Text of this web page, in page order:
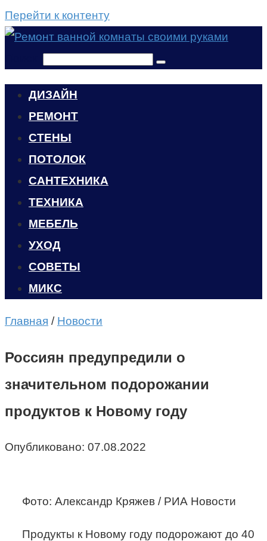
Перейти к контенту
ДИЗАЙН
РЕМОНТ
СТЕНЫ
ПОТОЛОК
САНТЕХНИКА
ТЕХНИКА
МЕБЕЛЬ
УХОД
CОВЕТЫ
МИКС
Главная / Новости
Россиян предупредили о
значительном подорожании
продуктов к Новому году
Опубликовано: 07.08.2022
Фото: Александр Кряжев / РИА Новости
Продукты к Новому году подорожают до 40